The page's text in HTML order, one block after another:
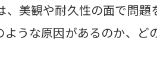
美観や耐久性の面で問題
うな原因があるのか、ど